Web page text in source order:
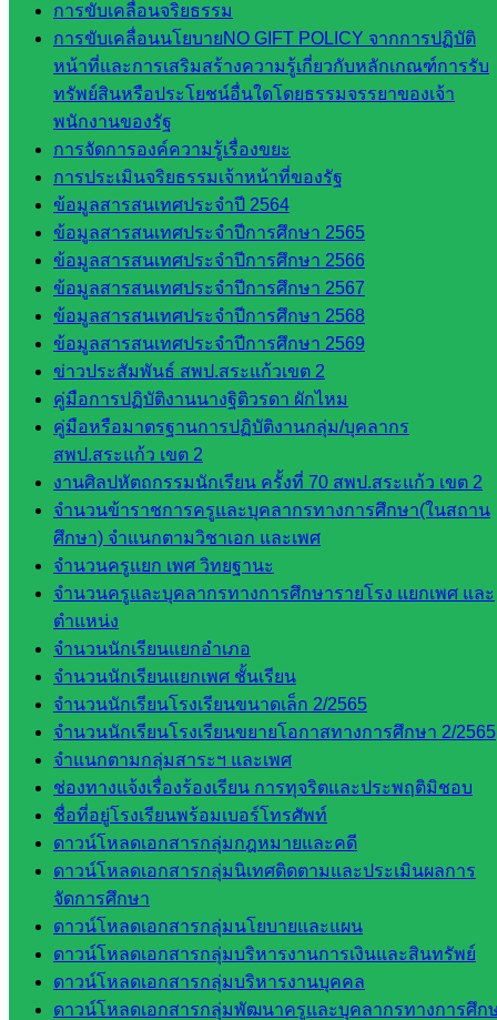
การขับเคลื่อนจริยธรรม
การขับเคลื่อนนโยบายNO GIFT POLICY จากการปฏิบัติ
หน้าที่และการเสริมสร้างความรู้เกี่ยวกับหลักเกณฑ์การรับ
ทรัพย์สินหรือประโยชน์อื่นใดโดยธรรมจรรยาของเจ้า
พนักงานของรัฐ
การจัดการองค์ความรู้เรื่องขยะ
การประเมินจริยธรรมเจ้าหน้าที่ของรัฐ
ข้อมูลสารสนเทศประจำปี 2564
ข้อมูลสารสนเทศประจำปีการศึกษา 2565
ข้อมูลสารสนเทศประจำปีการศึกษา 2566
ข้อมูลสารสนเทศประจำปีการศึกษา 2567
ข้อมูลสารสนเทศประจำปีการศึกษา 2568
ข้อมูลสารสนเทศประจำปีการศึกษา 2569
ข่าวประสัมพันธ์ สพป.สระแก้วเขต 2
คู่มือการปฏิบัติงานนางฐิติวรดา ผักไหม
คู่มือหรือมาตรฐานการปฏิบัติงานกลุ่ม/บุคลากร
สพป.สระแก้ว เขต 2
งานศิลปหัตถกรรมนักเรียน ครั้งที่ 70 สพป.สระแก้ว เขต 2
จำนวนข้าราชการครูและบุคลากรทางการศึกษา(ในสถาน
ศึกษา) จำแนกตามวิชาเอก และเพศ
จำนวนครูแยก เพศ วิทยฐานะ
จำนวนครูและบุคลากรทางการศึกษารายโรง แยกเพศ และ
ตำแหน่ง
จำนวนนักเรียนแยกอำเภอ
จำนวนนักเรียนแยกเพศ ชั้นเรียน
จำนวนนักเรียนโรงเรียนขนาดเล็ก 2/2565
จำนวนนักเรียนโรงเรียนขยายโอกาสทางการศึกษา 2/2565
จำแนกตามกลุ่มสาระฯ และเพศ
ช่องทางแจ้งเรื่องร้องเรียน การทุจริตและประพฤติมิชอบ
ชื่อที่อยู่โรงเรียนพร้อมเบอร์โทรศัพท์
ดาวน์โหลดเอกสารกลุ่มกฎหมายและคดี
ดาวน์โหลดเอกสารกลุ่มนิเทศติดตามและประเมินผลการ
จัดการศึกษา
ดาวน์โหลดเอกสารกลุ่มนโยบายและแผน
ดาวน์โหลดเอกสารกลุ่มบริหารงานการเงินและสินทรัพย์
ดาวน์โหลดเอกสารกลุ่มบริหารงานบุคคล
ดาวน์โหลดเอกสารกลุ่มพัฒนาครูและบุคลากรทางการศึก
สระแก้ว
จังหวัด
สระแก้ว
องค์การ
บริหาร
ส่วน
จังหวัด
สระแก้ว
ศึกษาธิการ
จังหวัด
สระแก้ว
สำนักงาน
ส.ก.ส.ค.
จังหวัด
สระแก้ว
สพป.
สระแก้ว
เขต 1
สพป.สระแก้ว
เขต 2
โรงเรียน
ในสังกัด
สพป.สระแก้ว
เขต 1
โรงเรียน
ในสังกัด
สพป.สระแก้ว
เขต 2
วิทยาลัย
เทคนิค
สระแก้ว
วิทยาลัย
เทคนิค
วังน้ำเย็น
กศน.สระแก้ว